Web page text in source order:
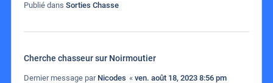
Publié dans Sorties Chasse
Cherche chasseur sur Noirmoutier
Dernier message par Nicodes « ven. août 18, 2023 8:56 pm